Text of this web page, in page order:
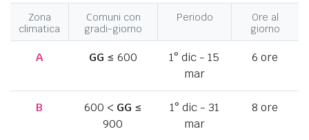
Zona
climatica
Comuni con
gradi-giorno
Periodo
Ore al
giorno
A GG ≤ 600
1° dic - 15
mar
6 ore
B 600 < GG ≤
900
1° dic - 31
mar
8 ore